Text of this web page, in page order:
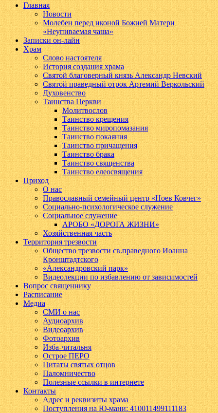
Главная
Новости
Молебен перед иконой Божией Матери
«Неупиваемая чаша»
Записки он-лайн
Храм
Слово настоятеля
История создания храма
Святой благоверный князь Александр Невский
Святой праведный отрок Артемий Веркольский
Духовенство
Таинства Церкви
Молитвослов
Таинство крещения
Таинство миропомазания
Таинство покаяния
Таинство причащения
Таинство брака
Таинство священства
Таинство елеосвящения
Приход
О нас
Православный семейный центр «Ноев Ковчег»
Социально-психологическое служение
Социальное служение
АРОБО «ДОРОГА ЖИЗНИ»
Хозяйственная часть
Территория трезвости
Общество трезвости св.праведного Иоанна
Кронштадтского
«Александровский парк»
Видеолекции по избавлению от зависимостей
Вопрос священнику
Расписание
Медиа
СМИ о нас
Аудиоархив
Видеоархив
Фотоархив
Изба-читальня
Острое ПЕРО
Цитаты святых отцов
Паломничество
Полезные ссылки в интернете
Контакты
Адрес и реквизиты храма
Поступления на Ю-мани: 410011499111183